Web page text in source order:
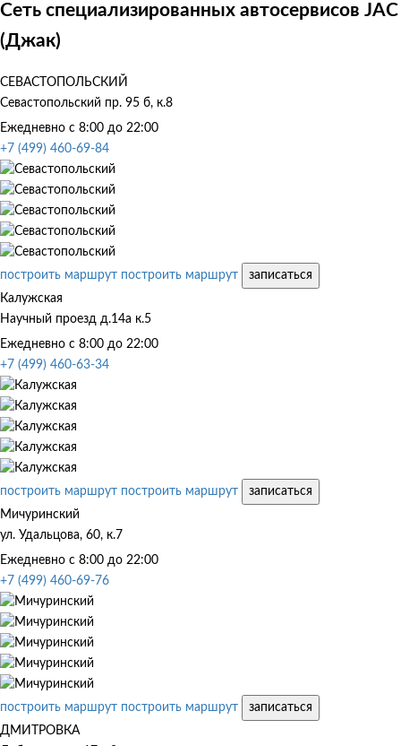
Сеть специализированных автосервисов JAC
(Джак)
СЕВАСТОПОЛЬСКИЙ
Севастопольский пр. 95 б, к.8
Ежедневно с 8:00 до 22:00
+7 (499) 460-69-84
построить маршрут построить маршрут
записаться
Калужская
Научный проезд д.14а к.5
Ежедневно с 8:00 до 22:00
+7 (499) 460-63-34
построить маршрут построить маршрут
записаться
Мичуринский
ул. Удальцова, 60, к.7
Ежедневно с 8:00 до 22:00
+7 (499) 460-69-76
построить маршрут построить маршрут
записаться
ДМИТРОВКА